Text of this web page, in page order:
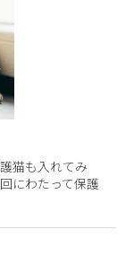
猫も入れてみ
にわたって保護